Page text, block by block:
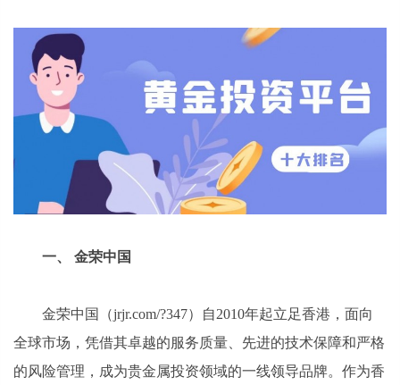
一、 金荣中国
金荣中国（jrjr.com/?347）自2010年起立足香港，面向
全球市场，凭借其卓越的服务质量、先进的技术保障和严格
的风险管理，成为贵金属投资领域的一线领导品牌。作为香